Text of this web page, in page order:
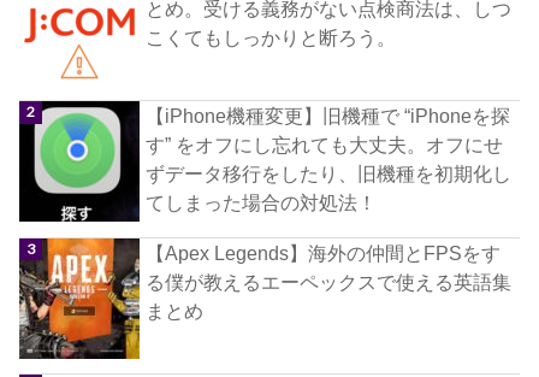
とめ。受ける義務がない点検商法は、しつ
こくてもしっかりと断ろう。
【iPhone機種変更】旧機種で “iPhoneを探
す” をオフにし忘れても大丈夫。オフにせ
ずデータ移行をしたり、旧機種を初期化し
てしまった場合の対処法！
【Apex Legends】海外の仲間とFPSをす
る僕が教えるエーペックスで使える英語集
まとめ